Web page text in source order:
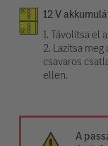
12 V
1. Távolítsa el
2. Lazítsa
csavaros
ellen.
A